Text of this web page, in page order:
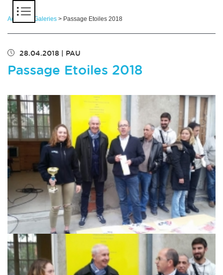
Accueil Galeries > Passage Etoiles 2018
28.04.2018 PAU
Passage Etoiles 2018
Chargement des images en cours...